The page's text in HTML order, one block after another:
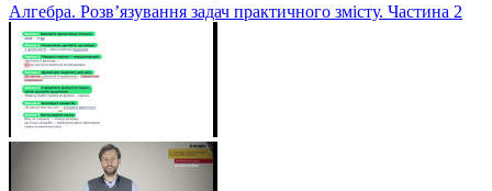
Алгебра. Розв’язування задач практичного змісту. Частина 2